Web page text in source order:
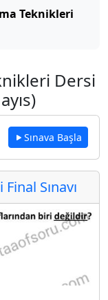
Teknikleri
Dersi
Sınava Başla
Sınavı